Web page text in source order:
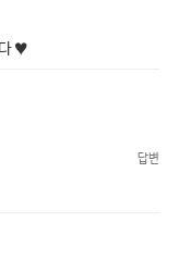
♥
답변